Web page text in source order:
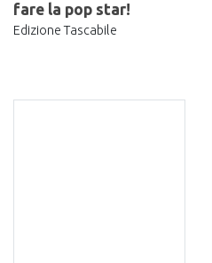
fare la pop star!
Edizione Tascabile